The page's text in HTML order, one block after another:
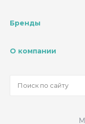
Бренды
О компании